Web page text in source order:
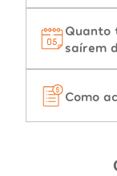
Quanto
saírem
Como